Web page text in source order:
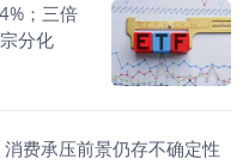
；三倍
分化
费承压前景仍存不确定性